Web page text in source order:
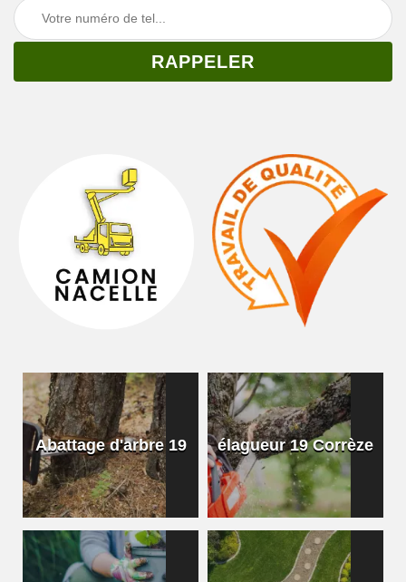
Abattage d'arbre 19 élagueur 19 Corrèze